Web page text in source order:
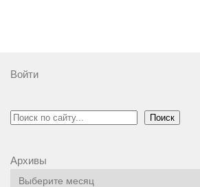
Войти
Поиск Поиск
Архивы